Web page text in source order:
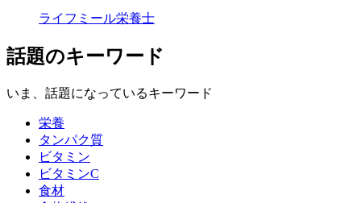
ライフミール栄養士
話題のキーワード
いま、話題になっているキーワード
栄養
タンパク質
ビタミン
ビタミンC
食材